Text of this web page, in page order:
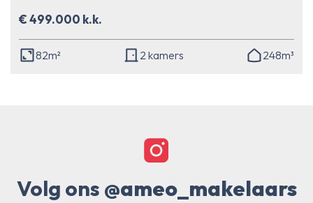
€ 499.000 k.k.
82m² 2 kamers 248m³
Volg ons @ameo_makelaars